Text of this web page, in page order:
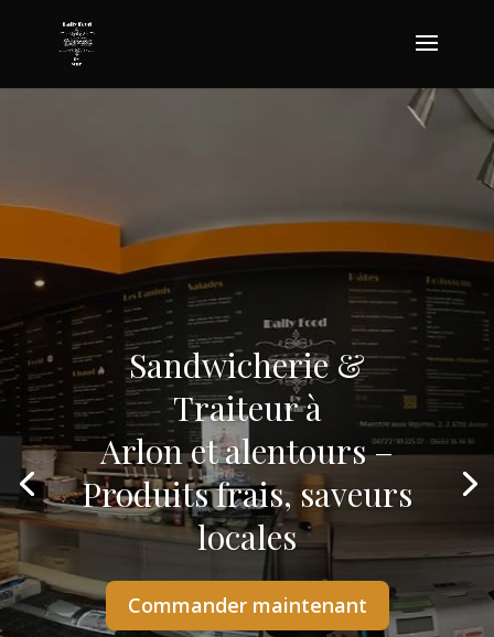
Sandwicherie &
Traiteur à
Arlon et alentours –
Produits frais, saveurs
locales
Commander maintenant